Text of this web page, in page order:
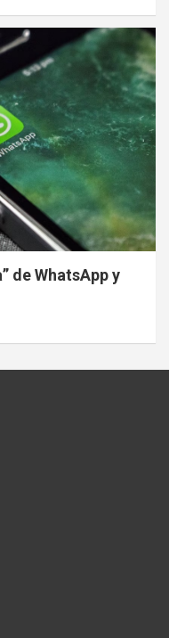
de WhatsApp y